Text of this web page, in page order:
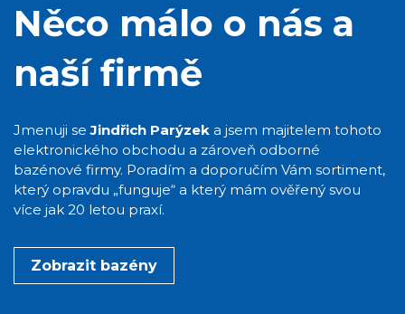
Něco málo o nás a
naší firmě
Jmenuji seJindřich Parýzek a jsem majitelem tohoto
elektronického obchodu a zároveň odborné
bazénové firmy. Poradím a doporučím Vám sortiment,
který opravdu „funguje“ a který mám ověřený svou
více jak 20 letou praxí.
Zobrazit bazény